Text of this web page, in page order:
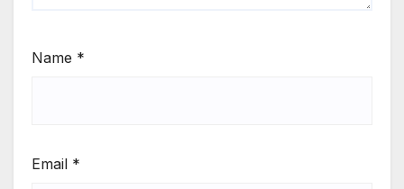
Name *
Email *